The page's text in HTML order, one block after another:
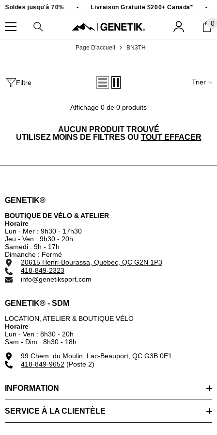
PASSER AU CONTENU
Soldes jusqu'à 70% • Livraison Gratuite $200+ Canada* •
0
0
Page D'accueil BN3TH
Filtre Trier
Affichage 0 de 0 produits
AUCUN PRODUIT TROUVÉ
UTILISEZ MOINS DE FILTRES OU TOUT EFFACER
GENETIK®
BOUTIQUE DE VÉLO & ATELIER
Horaire
Lun - Mer : 9h30 - 17h30
Jeu - Ven : 9h30 - 20h
Samedi : 9h - 17h
Dimanche : Fermé
20615 Henri-Bourassa, Québec, QC G2N 1P3
418-849-2323
info@genetiksport.com
GENETIK® - SDM
LOCATION, ATELIER & BOUTIQUE VÉLO
Horaire
Lun - Ven : 8h30 - 20h
Sam - Dim : 8h30 - 18h
99 Chem. du Moulin, Lac-Beauport, QC G3B 0E1
418-849-9652 (Poste 2)
INFORMATION
SERVICE À LA CLIENTÈLE